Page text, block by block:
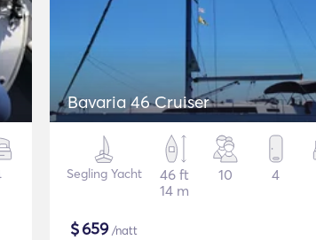
Bavaria 46 Cruiser
Segling Yacht
46 ft
14 m
10 4
$659/natt